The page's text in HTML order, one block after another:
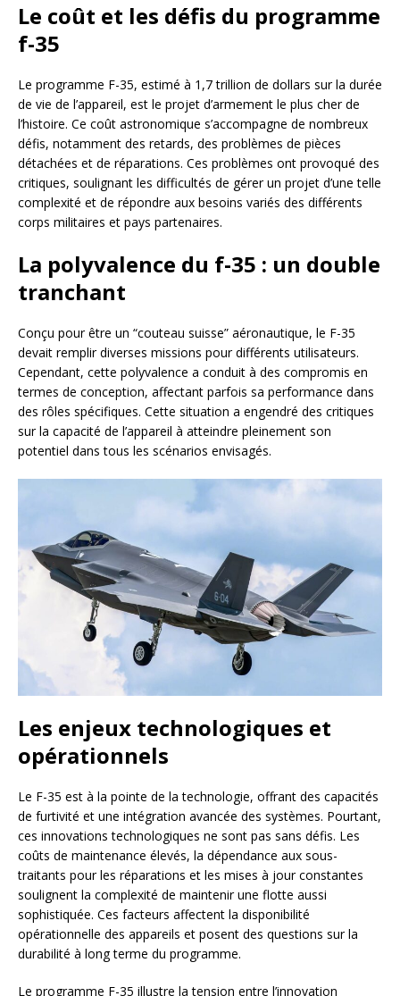
Le coût et les défis du programme
f-35
Le programme F-35, estimé à 1,7 trillion de dollars sur la durée
de vie de l’appareil, est le projet d’armement le plus cher de
l’histoire. Ce coût astronomique s’accompagne de nombreux
défis, notamment des retards, des problèmes de pièces
détachées et de réparations. Ces problèmes ont provoqué des
critiques, soulignant les difficultés de gérer un projet d’une telle
complexité et de répondre aux besoins variés des différents
corps militaires et pays partenaires.
La polyvalence du f-35 : un double
tranchant
Conçu pour être un “couteau suisse” aéronautique, le F-35
devait remplir diverses missions pour différents utilisateurs.
Cependant, cette polyvalence a conduit à des compromis en
termes de conception, affectant parfois sa performance dans
des rôles spécifiques. Cette situation a engendré des critiques
sur la capacité de l’appareil à atteindre pleinement son
potentiel dans tous les scénarios envisagés.
Les enjeux technologiques et
opérationnels
Le F-35 est à la pointe de la technologie, offrant des capacités
de furtivité et une intégration avancée des systèmes. Pourtant,
ces innovations technologiques ne sont pas sans défis. Les
coûts de maintenance élevés, la dépendance aux sous-
traitants pour les réparations et les mises à jour constantes
soulignent la complexité de maintenir une flotte aussi
sophistiquée. Ces facteurs affectent la disponibilité
opérationnelle des appareils et posent des questions sur la
durabilité à long terme du programme.
Le programme F-35 illustre la tension entre l’innovation